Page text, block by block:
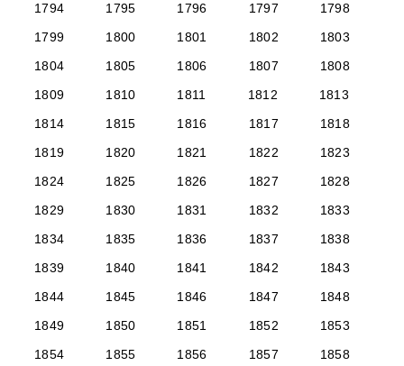
1794
1795 1796 1797
1798
1799
1800 1801 1802
1803
1804
1805 1806 1807
1808
1809
1810 1811 1812
1813
1814
1815 1816 1817
1818
1819
1820 1821 1822
1823
1824
1825 1826 1827
1828
1829
1830 1831 1832
1833
1834
1835 1836 1837
1838
1839
1840 1841 1842
1843
1844
1845 1846 1847
1848
1849
1850 1851 1852
1853
1854
1855 1856 1857
1858